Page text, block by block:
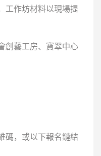
工作坊材料以現場提
創藝工房、寶翠中心
碼，或以下報名鏈結